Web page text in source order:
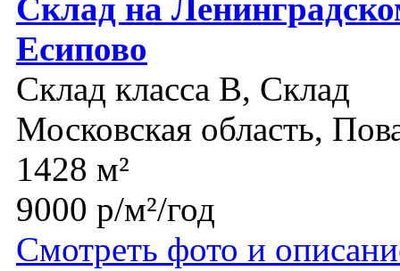
Склад на
Есипово
Склад класса B, Склад
Московская область,
1428 м²
9000 р/м²/год
Смотреть фото и